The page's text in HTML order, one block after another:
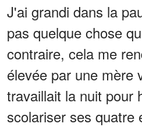
J'ai grandi dans la
pas quelque chose
contraire, cela me
élevée par une mère
travaillait la nuit pour
scolariser ses quatre